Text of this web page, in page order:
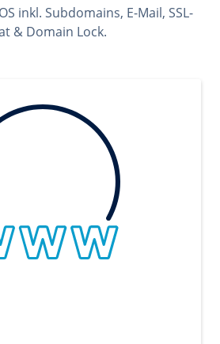
inkl. Subdomains, E-Mail, SSL-
& Domain Lock.